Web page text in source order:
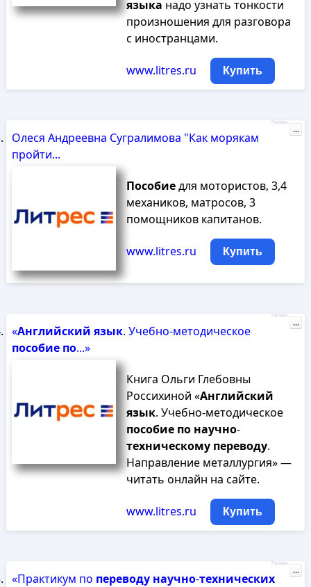
языка надо узнать тонкости
произношения для разговора
с иностранцами.
www.litres.ru Купить
Олеся Андреевна Сугралимова "Как морякам
пройти...
Пособиедля мотористов, 3,4
механиков, матросов, 3
помощников капитанов.
www.litres.ru Купить
Реклама
...
«Английский язык. Учебно-методическое
пособие по...»
Книга Ольги Глебовны
Россихиной «Английский
язык. Учебно-методическое
пособие по научно-
техническому переводу.
Направление металлургия» —
читать онлайн на сайте.
www.litres.ru Купить
Реклама
...
«Практикум по переводу научно-технических
Реклама
...